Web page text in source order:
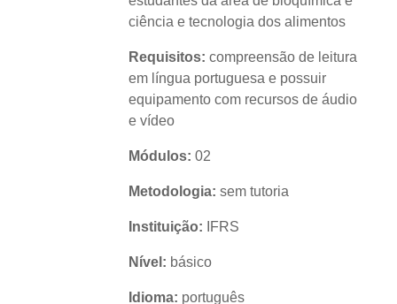
ciência e tecnologia dos alimentos
Requisitos: compreensão de leitura
em língua portuguesa e possuir
equipamento com recursos de áudio
e vídeo
Módulos: 02
Metodologia: sem tutoria
Instituição: IFRS
Nível: básico
Idioma: português